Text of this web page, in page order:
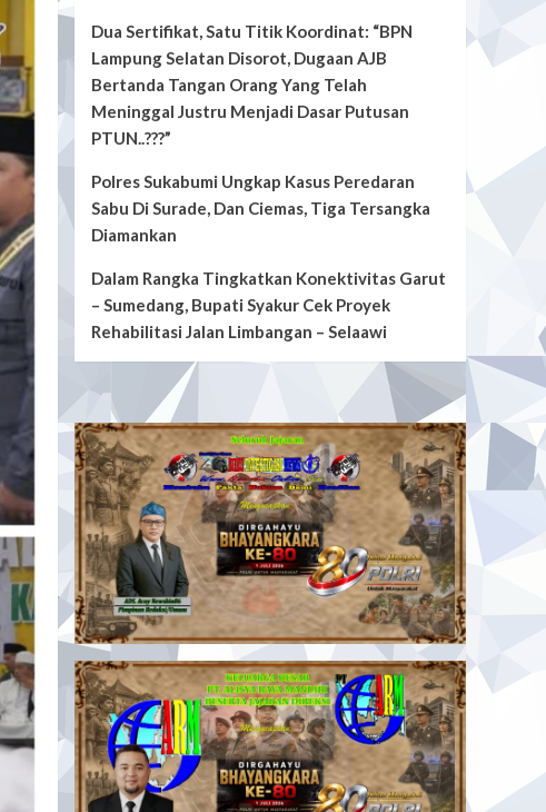
Dua Sertifikat, Satu Titik Koordinat: “BPN
Lampung Selatan Disorot, Dugaan AJB
Bertanda Tangan Orang Yang Telah
Meninggal Justru Menjadi Dasar Putusan
PTUN..???”
Polres Sukabumi Ungkap Kasus Peredaran
Sabu Di Surade, Dan Ciemas, Tiga Tersangka
Diamankan
Dalam Rangka Tingkatkan Konektivitas Garut
– Sumedang, Bupati Syakur Cek Proyek
Rehabilitasi Jalan Limbangan – Selaawi